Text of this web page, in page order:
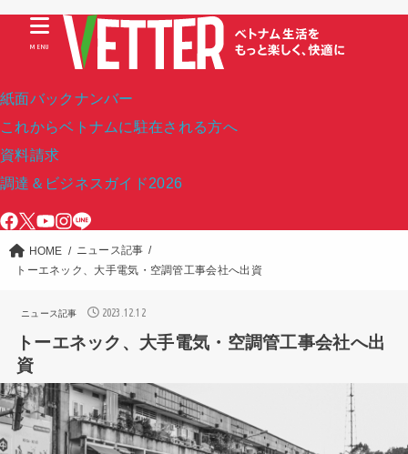
紙面バックナンバー
これからベトナムに駐在される方へ
資料請求
調達＆ビジネスガイド2026
MENU
HOME
ニュース記事
トーエネック、大手電気・空調管工事会社へ出資
ニュース記事 2023.12.12
トーエネック、大手電気・空調管工事会社へ出
資